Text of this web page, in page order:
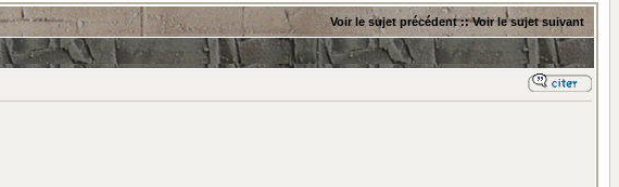
Voir le sujet précédent::Voir le sujet suivant